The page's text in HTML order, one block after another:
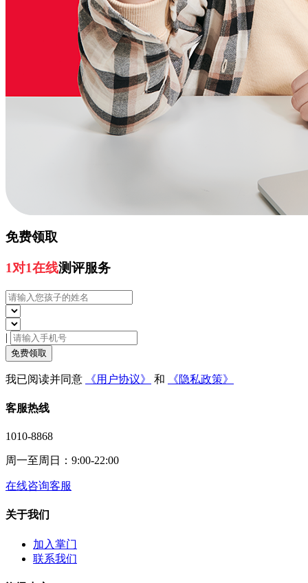
免费领取
1对1在线测评服务
|
免费领取
我已阅读并同意 《用户协议》 和 《隐私政策》
客服热线
1010-8868
周一至周日：9:00-22:00
在线咨询客服
关于我们
加入掌门
联系我们